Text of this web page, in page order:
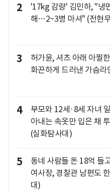
2
'17kg 감량' 김민하, "냉
해…2~3병 마셔" (전현
3
허가윤, 셔츠 아래 아찔
화끈하게 드러낸 가슴라
4
부모와 12세·8세 자녀
아내는 속옷만 입은 채
(실화탐사대)
5
동네 사람들 돈 18억 들
여사장, 경찰관 남편도
대)